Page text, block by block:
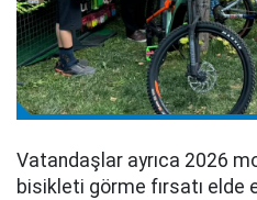
Vatandaşlar ayrıca 2026
bisikleti görme fırsatı elde